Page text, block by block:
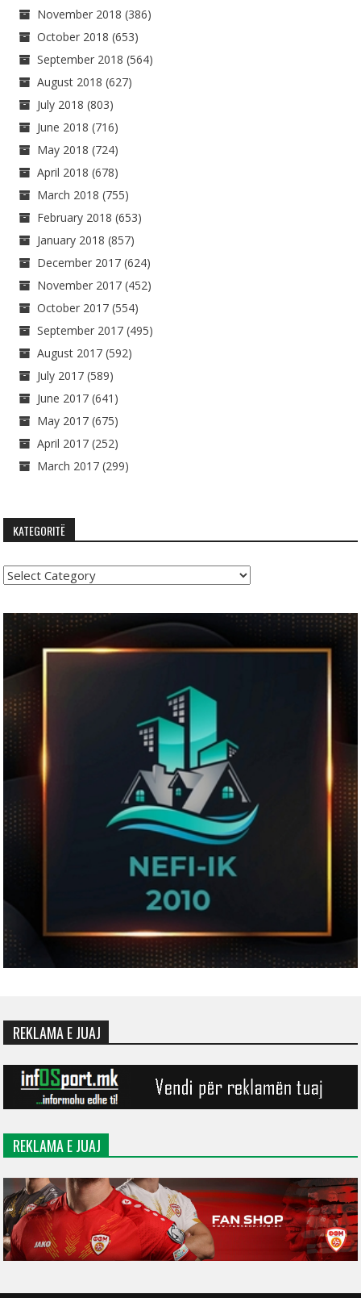
November 2018 (386)
October 2018 (653)
September 2018 (564)
August 2018 (627)
July 2018 (803)
June 2018 (716)
May 2018 (724)
April 2018 (678)
March 2018 (755)
February 2018 (653)
January 2018 (857)
December 2017 (624)
November 2017 (452)
October 2017 (554)
September 2017 (495)
August 2017 (592)
July 2017 (589)
June 2017 (641)
May 2017 (675)
April 2017 (252)
March 2017 (299)
KATEGORITË
Kategoritë
REKLAMA E JUAJ
REKLAMA E JUAJ